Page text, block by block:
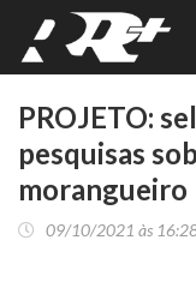
PROJETO:
pesquisas
morangueiro
09/10/2021 às